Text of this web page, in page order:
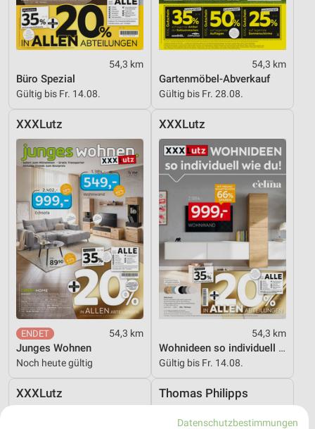
54,3 km
Büro Spezial
Gültig bis Fr. 14.08.
54,3 km
Gartenmöbel-Abverkauf
Gültig bis Fr. 28.08.
XXXLutz
54,3 km
Junges Wohnen
Noch heute gültig
XXXLutz
54,3 km
Wohnideen so individuell wie du!
Gültig bis Fr. 14.08.
XXXLutz Thomas Philipps
Datenschutzbestimmungen